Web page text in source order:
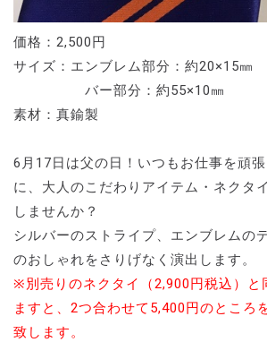
価格：2,500円
サイズ：エンブレム部分：約20×15㎜
バー部分：約55×10㎜
素材：真鍮製
6月17日は父の日！いつもお仕事を頑
に、大人のこだわりアイテム・ネクタ
しませんか？
シルバーのストライプ、エンブレムの
のおしゃれをさりげなく演出します。
※別売りのネクタイ（2,900円税込）と
ますと、2つ合わせて5,400円のところ
致します。